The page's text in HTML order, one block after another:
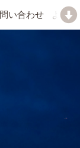
い合わせ よく